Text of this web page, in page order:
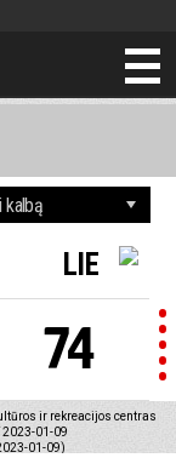
LIE
74
ir rekreacijos centras
2023-01-09
01-09)